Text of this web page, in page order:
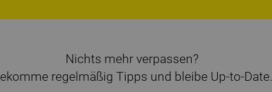
Nichts mehr verpassen?
regelmäßig Tipps und bleibe Up-to-Date.